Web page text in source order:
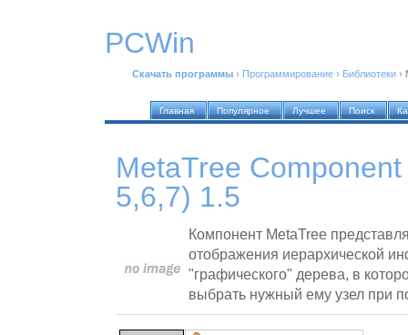
PCWin
Скачать программы › Программирование › Библиотеки ›
Главная Популярное Лучшее Поиск
MetaTree
5,6,7) 1.5
Компонент MetaTree
отображения иерархической
"графического" дерева, в
выбрать нужный ему узел при